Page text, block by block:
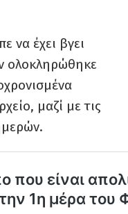
να έχει βγει
ολοκληρώθηκε
μαζί με τις